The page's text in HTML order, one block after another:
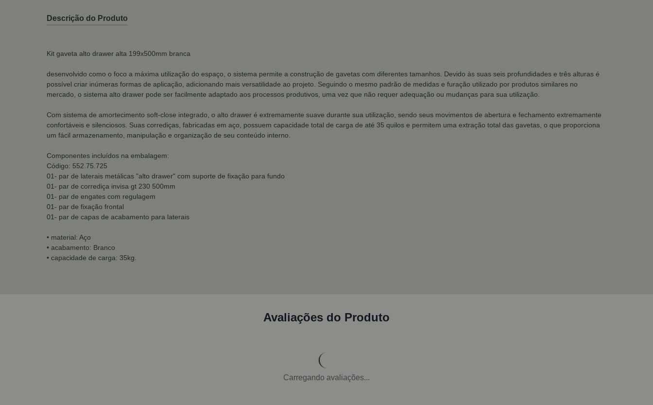
Descrição do Produto
Kit gaveta alto drawer alta 199x500mm branca
desenvolvido como o foco a máxima utilização do espaço, o sistema permite a construção de gavetas com diferentes tamanhos. Devido às suas seis profundidades e três alturas é
possível criar inúmeras formas de aplicação, adicionando mais versatilidade ao projeto. Seguindo o mesmo padrão de medidas e furação utilizado por produtos similares no
mercado, o sistema alto drawer pode ser facilmente adaptado aos processos produtivos, uma vez que não requer adequação ou mudanças para sua utilização.
Com sistema de amortecimento soft-close integrado, o alto drawer é extremamente suave durante sua utilização, sendo seus movimentos de abertura e fechamento extremamente
confortáveis e silenciosos. Suas corrediças, fabricadas em aço, possuem capacidade total de carga de até 35 quilos e permitem uma extração total das gavetas, o que proporciona
um fácil armazenamento, manipulação e organização de seu conteúdo interno.
Componentes incluídos na embalagem:
Código: 552.75.725
01- par de laterais metálicas "alto drawer" com suporte de fixação para fundo
01- par de corrediça invisa gt 230 500mm
01- par de engates com regulagem
01- par de fixação frontal
01- par de capas de acabamento para laterais
• material: Aço
• acabamento: Branco
• capacidade de carga: 35kg.
Avaliações do Produto
Carregando avaliações...